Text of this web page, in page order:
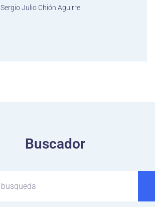
Sergio Julio Chión Aguirre
Buscador